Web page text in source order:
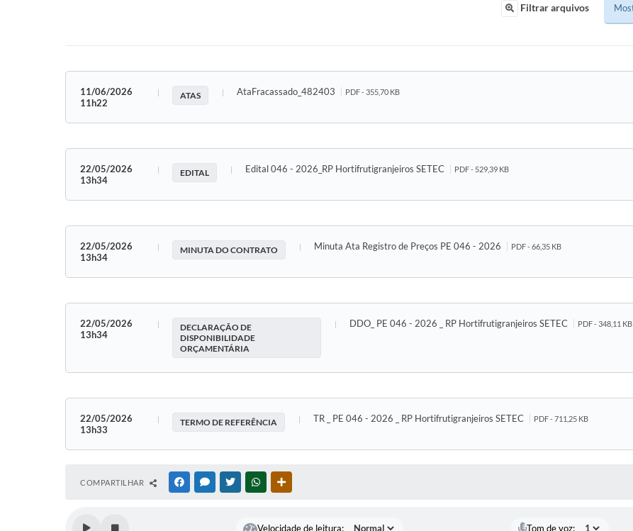
Filtrar arquivos
11/06/2026
11h22
ATAS AtaFracassado_482403 PDF - 355,70 KB
22/05/2026
13h34
EDITAL Edital 046 - 2026_RP Hortifrutigranjeiros SETEC PDF - 529,39 KB
22/05/2026
13h34
MINUTA DO CONTRATO Minuta Ata Registro de Preços PE 046 - 2026 PDF - 66,35 KB
22/05/2026
13h34
DECLARAÇÃO DE
DISPONIBILIDADE
ORÇAMENTÁRIA
DDO_ PE 046 - 2026 _ RP Hortifrutigranjeiros SETEC PDF - 348,11 KB
22/05/2026
13h33
TERMO DE REFERÊNCIA TR _ PE 046 - 2026 _ RP Hortifrutigranjeiros SETEC PDF - 711,25 KB
COMPARTILHAR FACEBOOKMESSENGER
TWITTERWHATSAPP
Velocidade de leitura: Tom de voz: